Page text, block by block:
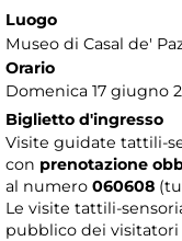
Luogo
Museo di Casal de'
Orario
Domenica 17 giugno
Biglietto d'ingresso
Visite guidate tattili-
con prenotazione
al numero 060608
Le visite tattili-
pubblico dei